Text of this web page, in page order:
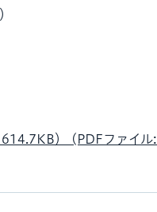
） (PDFファイル: